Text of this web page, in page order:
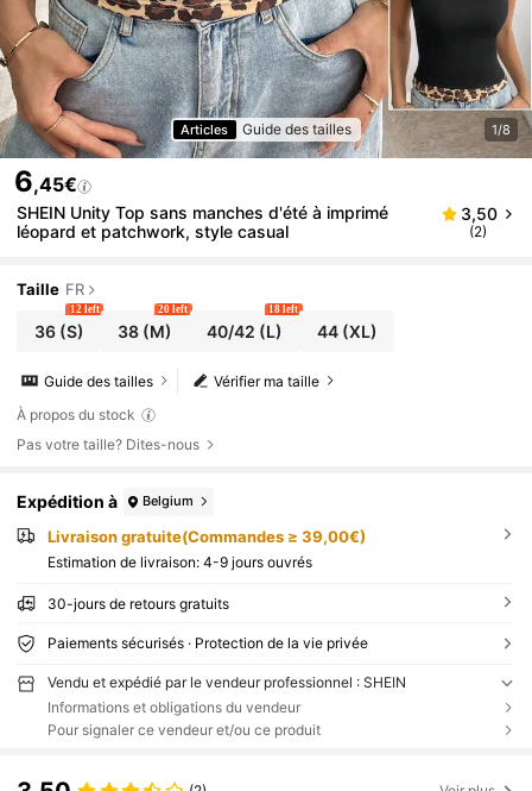
Articles Guide des tailles 1/8
6,45€
SHEIN Unity Top sans manches d'été à imprimé
léopard et patchwork, style casual
3,50
(2)
Taille FR
36(S)
12 left
38 (M)
20 left
40/42 (L)
18 left
44(XL)
Vérifier ma taille
Guide des tailles
À propos du stock
Pas votre taille? Dites-nous
Expédition à Belgium
Livraison gratuite(Commandes ≥ 39,00€)
Estimation de livraison: 4-9 jours ouvrés
30-jours de retours gratuits
Paiements sécurisés · Protection de la vie privée
Vendu et expédié par le vendeur professionnel : SHEIN
Informations et obligations du vendeur
Pour signaler ce vendeur et/ou ce produit